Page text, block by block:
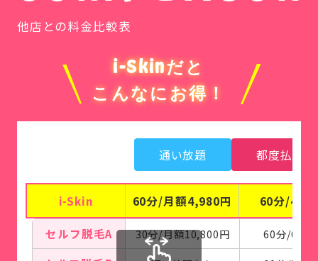
他店との料金比較表
i-Skinだと
こんなにお得！
通い放題 都度払い
i-Skin 60分/月額4,980円 60分/
セルフ脱毛A 30分/月額10,800円 60分/